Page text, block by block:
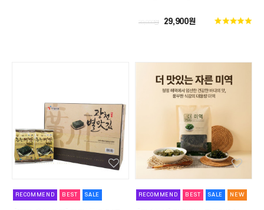
39,000원 29,900원
RECOMMEND BEST SALE RECOMMEND BEST SALE NEW